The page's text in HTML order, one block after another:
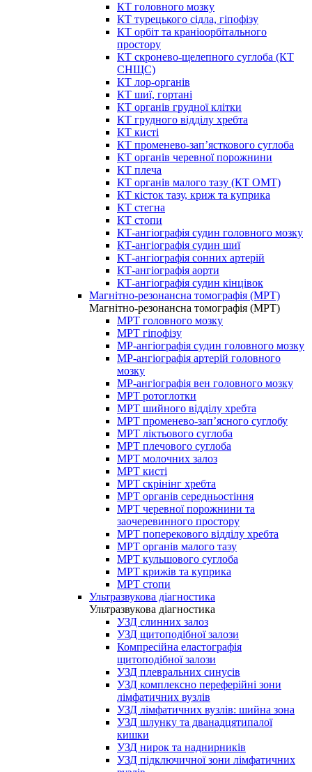
КТ головного мозку
КТ турецького сідла, гіпофізу
КТ орбіт та краніоорбітального
простору
КТ скронево-щелепного суглоба (КТ
СНЩС)
КТ лор-органів
КТ шиї, гортані
КТ органів грудної клітки
КТ грудного відділу хребта
КТ кисті
КТ променево-зап’ясткового суглоба
КТ органів черевної порожнини
КТ плеча
КТ органів малого тазу (КТ ОМТ)
КТ кісток тазу, криж та куприка
КТ стегна
КТ стопи
КТ-ангіографія судин головного мозку
КТ-ангіографія судин шиї
КТ-ангіографія сонних артерій
КТ-ангіографія аорти
КТ-ангіографія судин кінцівок
Магнітно-резонансна томографія (МРТ)
Магнітно-резонансна томографія (МРТ)
МРТ головного мозку
МРТ гіпофізу
МР-ангіографія судин головного мозку
МР-ангіографія артерій головного
мозку
МР-ангіографія вен головного мозку
МРТ ротоглотки
МРТ шийного відділу хребта
МРТ променево-зап’ясного суглобу
МРТ ліктьового суглоба
МРТ плечового суглоба
МРТ молочних залоз
МРТ кисті
МРТ скрінінг хребта
МРТ органів середньостіння
МРТ черевної порожнини та
заочеревинного простору
МРТ поперекового відділу хребта
МРТ органів малого тазу
МРТ кульшового суглоба
МРТ крижів та куприка
МРТ стопи
Ультразвукова діагностика
Ультразвукова діагностика
УЗД слинних залоз
УЗД щитоподібної залози
Компресійна еластографія
щитоподібної залози
УЗД плевральних синусів
УЗД комплексно переферійні зони
лімфатичних вузлів
УЗД лімфатичних вузлів: шийна зона
УЗД шлунку та дванадцятипалої
кишки
УЗД нирок та наднирників
УЗД підключичної зони лімфатичних